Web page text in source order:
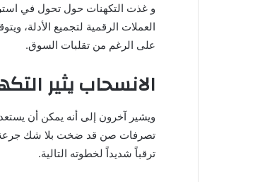
و غذت التكهنات حول تحول في
على الرغم من تقلبات السوق.
الانسحاب يثير
ويشير آخرون إلى أنه يمكن أن
تصرفات صن قد ضخت بلا شك جرعة
ترقباً شديداً لخطوته التالية.